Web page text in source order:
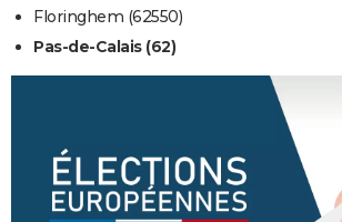
Floringhem (62550)
Pas-de-Calais (62)